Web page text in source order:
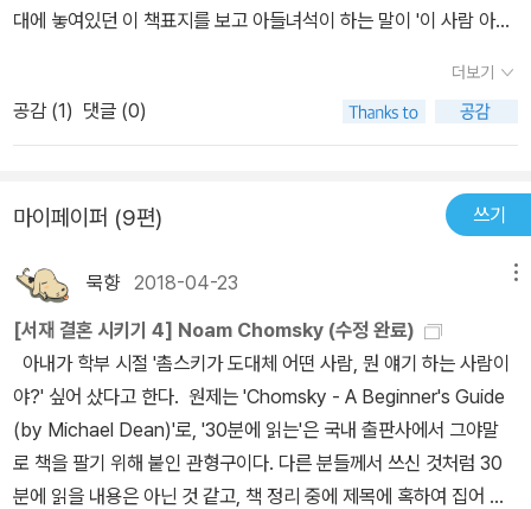
대에 놓여있던 이 책표지를 보고 아들녀석이 하는 말이 '이 사람 아빠
이 사람이 아시아 사람이 아닌데. 아무튼 반가운 마음에 책을 펼쳤다.
그런데 초반부가 좀 생소하다. 그 '생성문법'이라는게 아무래도 친숙
하지 않다. 아, 그랬었지. 그는 언어학자였던 거다. 초반부를 지나니
꼭지를 읽을 때마다 약간씩 충격을 받는다. 요즘 이야기 같은데 이미
의 실상이 자꾸만 겹쳐져서 마음이 편치가 않다. 부럽기도 하고.촘스
키는 특히 베트남전과 중미 국가들에 대한 미국의 공작에대해 여러차
례 강하게 반대하는 모습을 보인다. 그가 규정하는 베트남전은 미국
과 베트남의 전쟁이 아니라 미국의 베트남 침공이며,니콰라과, 엘살
바도르, 온두라스 등에 대한 미국의 행위는 자국의 이익만을 위한 행
위에 지나지 않고 이들 나라들에 대한 미국의 학살에 눈감고 귀막고
입닫은 미국의 언론은 단죄 받아 마땅하다. 그는 또한 미국사회의 지
더보기
공감 (1) 댓글 (0)
마이페이퍼 (9편) 쓰기
묵향2018-04-23
[서재 결혼 시키기 4] Noam Chomsky (수정 완료)
아내가 학부 시절 '촘스키가 도대체 어떤 사람, 뭔 얘기 하는 사람이
야?' 싶어 샀다고 한다. 원제는 'Chomsky - A Beginner's Guide
(by Michael Dean)'로, '30분에 읽는'은 국내 출판사에서 그야말
로 책을 팔기 위해 붙인 관형구이다. 다른 분들께서 쓰신 것처럼 30
분에 읽을 내용은 아닌 것 같고, 책 정리 중에 제목에 혹하여 집어 들